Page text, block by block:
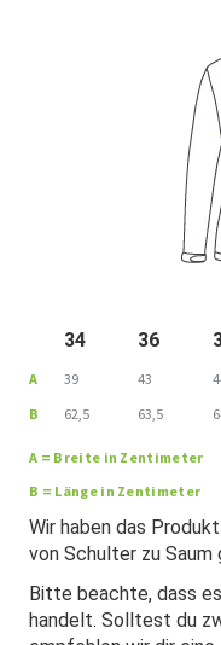
34 36
A 39 43
B
62,5 63,5
A = Breite in Zentimeter
B = Länge in Zentimeter
Wir haben das
von Schulter zu Saum
Bitte beachte, dass
handelt. Solltest du